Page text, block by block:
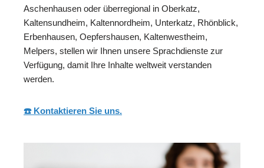
Aschenhausen oder überregional in Oberkatz,
Kaltensundheim, Kaltennordheim, Unterkatz, Rhönblick,
Erbenhausen, Oepfershausen, Kaltenwestheim,
Melpers, stellen wir Ihnen unsere Sprachdienste zur
Verfügung, damit Ihre Inhalte weltweit verstanden
werden.
☎️ Kontaktieren Sie uns.